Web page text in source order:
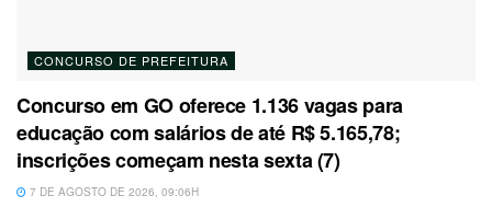
CONCURSO DE PREFEITURA
Concurso em GO oferece 1.136 vagas para
educação com salários de até R$ 5.165,78;
inscrições começam nesta sexta (7)
7 DE AGOSTO DE 2026, 09:06H